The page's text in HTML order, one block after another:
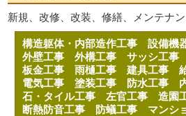
新規、改修、改装、修繕、メンテナ
構造躯体・内部造作工事設備機
外壁工事外構工事サッシ工事
板金工事雨樋工事建具工事
電気工事塗装工事 防水工事
石・タイル工事左官工事造園
断熱防音工事
防蟻工事 マンシ